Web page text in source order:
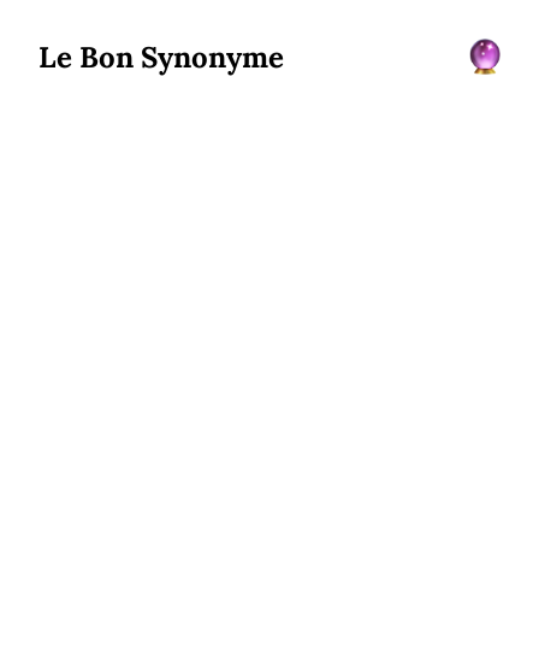
Le Bon Synonyme